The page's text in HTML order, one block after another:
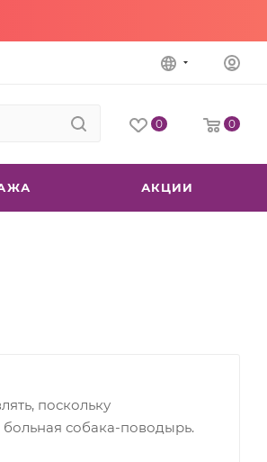
0 0
АКЦИИ
поскольку
собака-поводырь.